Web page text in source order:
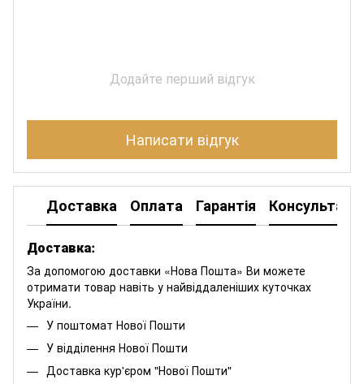
Додайте перший відгук
Написати відгук
Доставка Оплата Гарантія Консультація
Доставка:
За допомогою доставки «Нова Пошта» Ви можете
отримати товар навіть у найвіддаленіших куточках
України.
У поштомат Нової Пошти
У відділення Нової Пошти
Доставка кур'єром "Нової Пошти"